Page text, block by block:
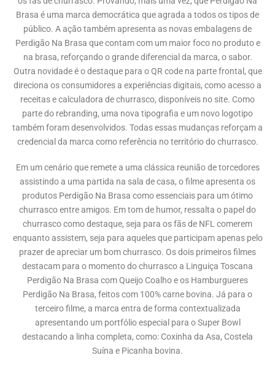
Brasa é uma marca democrática que agrada a todos os tipos de
público. A ação também apresenta as novas embalagens de
Perdigão Na Brasa que contam com um maior foco no produto e
na brasa, reforçando o grande diferencial da marca, o sabor.
Outra novidade é o destaque para o QR code na parte frontal, que
direciona os consumidores a experiências digitais, como acesso a
receitas e calculadora de churrasco, disponíveis no site. Como
parte do rebranding, uma nova tipografia e um novo logotipo
também foram desenvolvidos. Todas essas mudanças reforçam a
credencial da marca como referência no território do churrasco.
Em um cenário que remete a uma clássica reunião de torcedores
assistindo a uma partida na sala de casa, o filme apresenta os
produtos Perdigão Na Brasa como essenciais para um ótimo
churrasco entre amigos. Em tom de humor, ressalta o papel do
churrasco como destaque, seja para os fãs de NFL comerem
enquanto assistem, seja para aqueles que participam apenas pelo
prazer de apreciar um bom churrasco. Os dois primeiros filmes
destacam para o momento do churrasco a Linguiça Toscana
Perdigão Na Brasa com Queijo Coalho e os Hamburgueres
Perdigão Na Brasa, feitos com 100% carne bovina. Já para o
terceiro filme, a marca entra de forma contextualizada
apresentando um portfólio especial para o Super Bowl
destacando a linha completa, como: Coxinha da Asa, Costela
Suína e Picanha bovina.